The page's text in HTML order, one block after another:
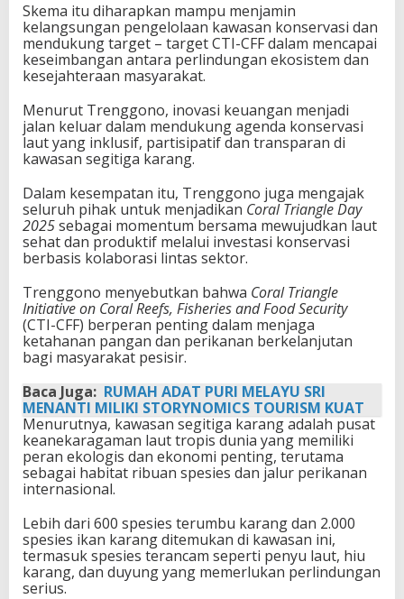
Skema itu diharapkan mampu menjamin
kelangsungan pengelolaan kawasan konservasi dan
mendukung target – target CTI-CFF dalam mencapai
keseimbangan antara perlindungan ekosistem dan
kesejahteraan masyarakat.
Menurut Trenggono, inovasi keuangan menjadi
jalan keluar dalam mendukung agenda konservasi
laut yang inklusif, partisipatif dan transparan di
kawasan segitiga karang.
Dalam kesempatan itu, Trenggono juga mengajak
seluruh pihak untuk menjadikan Coral Triangle Day
2025sebagai momentum bersama mewujudkan laut
sehat dan produktif melalui investasi konservasi
berbasis kolaborasi lintas sektor.
Trenggono menyebutkan bahwa Coral Triangle
Initiative on Coral Reefs, Fisheries and Food Security
(CTI-CFF) berperan penting dalam menjaga
ketahanan pangan dan perikanan berkelanjutan
bagi masyarakat pesisir.
Baca Juga: RUMAH ADAT PURI MELAYU SRI
MENANTI MILIKI STORYNOMICS TOURISM KUAT
Menurutnya, kawasan segitiga karang adalah pusat
keanekaragaman laut tropis dunia yang memiliki
peran ekologis dan ekonomi penting, terutama
sebagai habitat ribuan spesies dan jalur perikanan
internasional.
Lebih dari 600 spesies terumbu karang dan 2.000
spesies ikan karang ditemukan di kawasan ini,
termasuk spesies terancam seperti penyu laut, hiu
karang, dan duyung yang memerlukan perlindungan
serius.